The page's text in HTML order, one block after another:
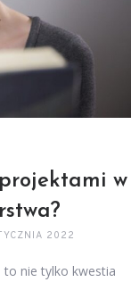
w
2022
nie tylko kwestia